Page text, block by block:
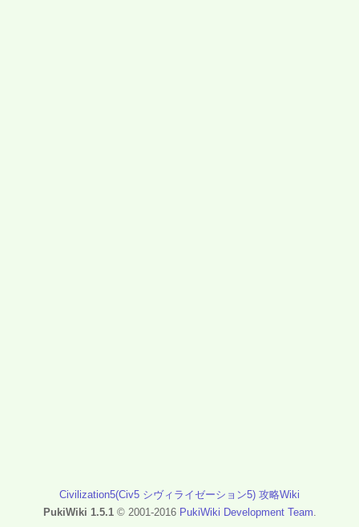
Civilization5(Civ5 シヴィライゼーション5) 攻略Wiki
PukiWiki 1.5.1© 2001-2016 PukiWiki Development Team.